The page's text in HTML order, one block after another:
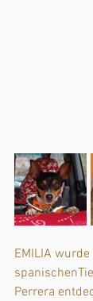
EMILIA
Perrera